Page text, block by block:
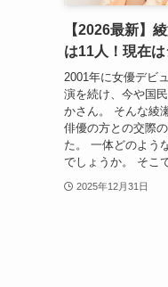
【2026最新】
は11人！現在は
2001年に女優デビ
演を続け、今や国
かさん。 そんな綾
俳優の方との交際
た。 一体どのよう
でしょうか。 そこ
2025年12月31日